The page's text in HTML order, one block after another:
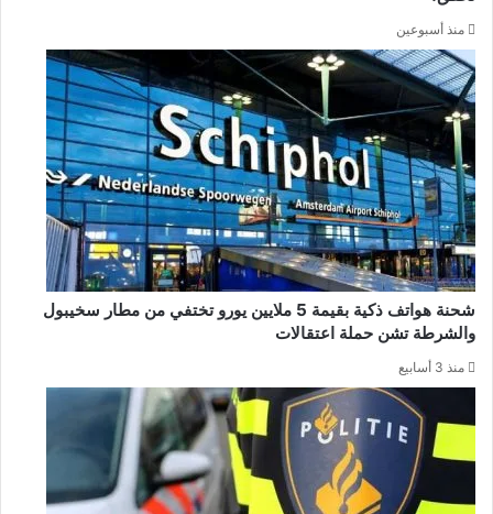
منذ أسبوعين
شحنة هواتف ذكية بقيمة 5 ملايين يورو تختفي من مطار سخيبول
والشرطة تشن حملة اعتقالات
منذ 3 أسابيع